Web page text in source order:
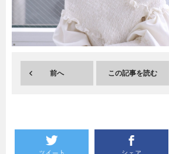
暮らし
前へ この記事を読む